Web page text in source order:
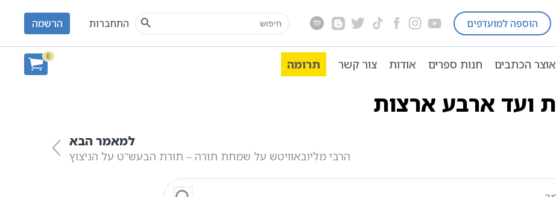
הוספה למועדפים Search
for:
Search Button
התחברות הרשמה
אוצר הכתבים חנות ספרים אודות צור קשר תרומה
0
הבעל שם טוב הבעל שם טוב באסיפת ועד ארבע ארצות
לכל ספרי החסידות | ספרי אשלג | כתבי חב”ד | אוצר ברסלב | כתבי הבעל שם טוב
ועד ארבע ארצות
למאמר הבא
הרבי מליובאוויטש על שמחת תורה – תורת הבעש"ט על הניצוץ